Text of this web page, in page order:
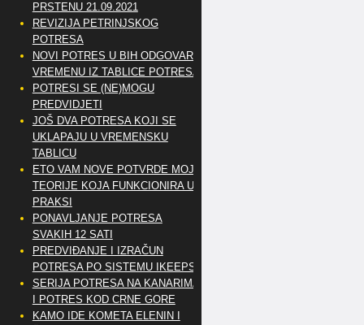
PRSTENU 21.09.2021
REVIZIJA PETRINJSKOG
POTRESA
NOVI POTRES U BIH ODGOVARA
VREMENU IZ TABLICE POTRESA
POTRESI SE (NE)MOGU
PREDVIDJETI
JOŠ DVA POTRESA KOJI SE
UKLAPAJU U VREMENSKU
TABLICU
ETO VAM NOVE POTVRDE MOJE
TEORIJE KOJA FUNKCIONIRA U
PRAKSI
PONAVLJANJE POTRESA
SVAKIH 12 SATI
PREDVIĐANJE I IZRAČUN
POTRESA PO SISTEMU IKEEPS
SERIJA POTRESA NA KANARIMA
I POTRES KOD CRNE GORE
KAMO IDE KOMETA ELENIN I